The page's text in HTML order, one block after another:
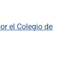
el Colegio de